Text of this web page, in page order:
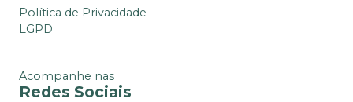
Política de Privacidade -
LGPD
Acompanhe nas
Redes Sociais